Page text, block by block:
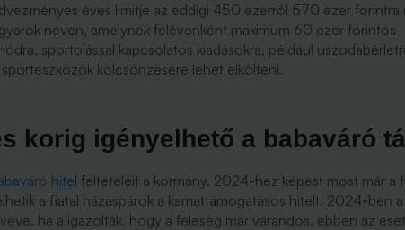
éves limitje az eddigi 450 ezerről 570 ezer forintra
néven, amelynek félévenként maximum 60 ezer forintos
sportolással kapcsolatos kiadásokra, például
kölcsönzésére lehet elkölteni.
korig igényelhető a babaváró
hitel feltételeit a kormány. 2024-hez képest most már a
a fiatal házaspárok a kamattámogatásos hitelt. 2024-ben
ha a igazolták, hogy a feleség már várandós, ebben az